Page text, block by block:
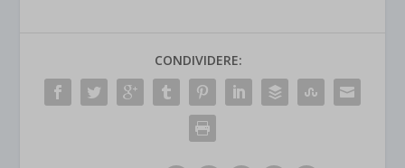
CONDIVIDERE: